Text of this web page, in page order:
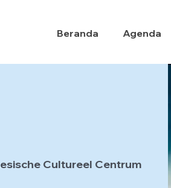
Beranda Agenda
Cultureel Centrum